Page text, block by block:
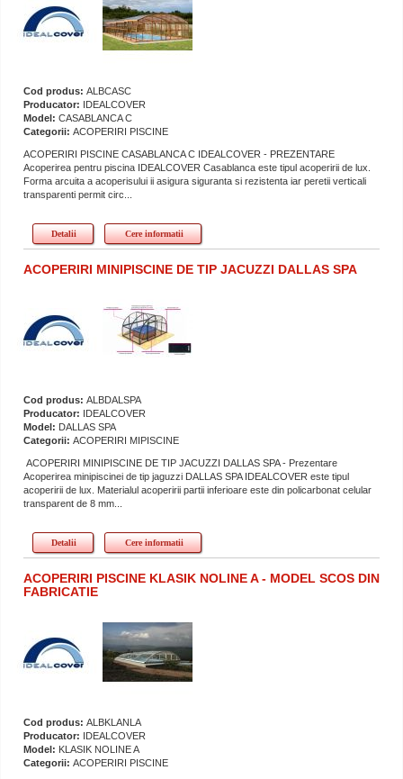
Cod produs: ALBCASC
Producator: IDEALCOVER
Model: CASABLANCA C
Categorii: ACOPERIRI PISCINE
ACOPERIRI PISCINE CASABLANCA C IDEALCOVER - PREZENTARE
Acoperirea pentru piscina IDEALCOVER Casablanca este tipul acoperirii de lux.
Forma arcuita a acoperisului ii asigura siguranta si rezistenta iar peretii verticali
transparenti permit circ...
Detalii Cere informatii
ACOPERIRI MINIPISCINE DE TIP JACUZZI DALLAS SPA
Cod produs: ALBDALSPA
Producator: IDEALCOVER
Model: DALLAS SPA
Categorii: ACOPERIRI MIPISCINE
ACOPERIRI MINIPISCINE DE TIP JACUZZI DALLAS SPA - Prezentare
Acoperirea minipiscinei de tip jaguzzi DALLAS SPA IDEALCOVER este tipul
acoperirii de lux. Materialul acoperirii partii inferioare este din policarbonat celular
transparent de 8 mm...
Detalii Cere informatii
ACOPERIRI PISCINE KLASIK NOLINE A - MODEL SCOS DIN
FABRICATIE
Cod produs: ALBKLANLA
Producator: IDEALCOVER
Model: KLASIK NOLINE A
Categorii: ACOPERIRI PISCINE